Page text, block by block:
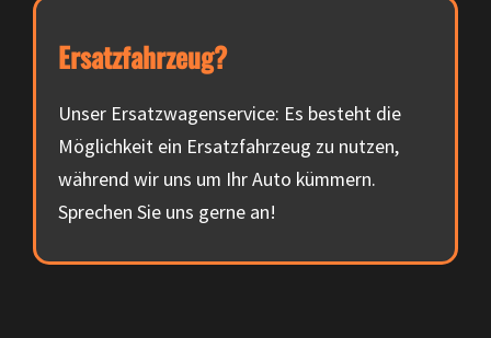
Ersatzfahrzeug?
Unser Ersatzwagenservice: Es besteht die
Möglichkeit ein Ersatzfahrzeug zu nutzen,
während wir uns um Ihr Auto kümmern.
Sprechen Sie uns gerne an!